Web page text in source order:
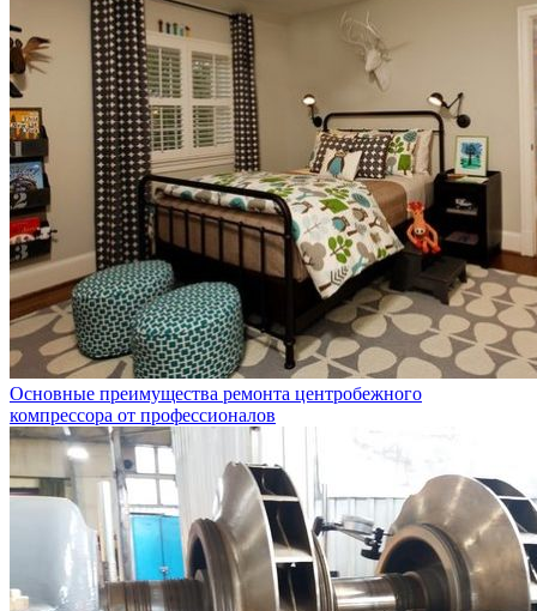
Основные преимущества ремонта центробежного
компрессора от профессионалов